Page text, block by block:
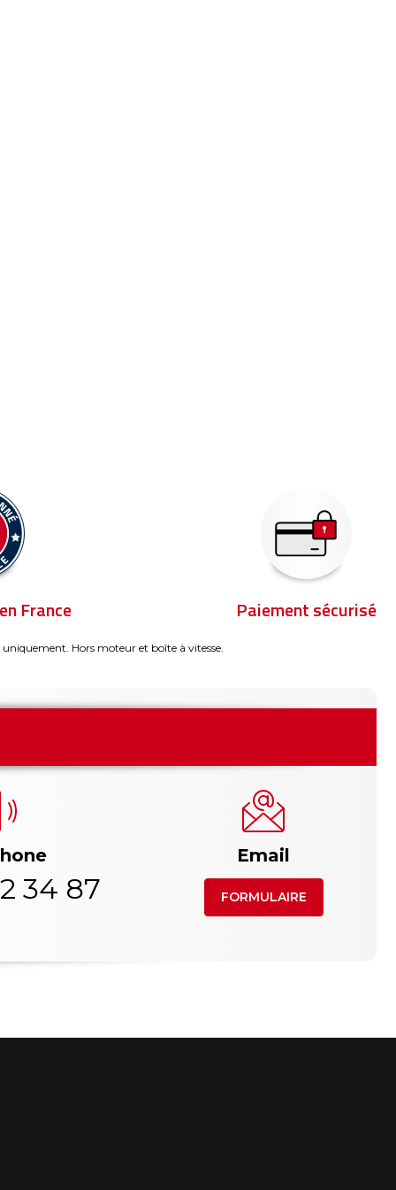
France Paiement sécurisé
Hors moteur et boîte à vitesse.
34 87
Email
FORMULAIRE